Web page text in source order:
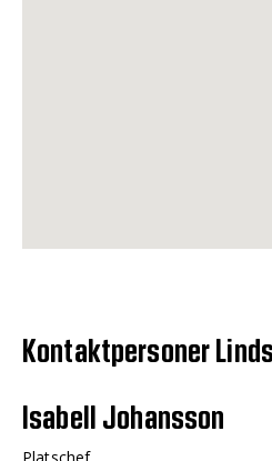
Kontaktpersoner
Isabell Johansson